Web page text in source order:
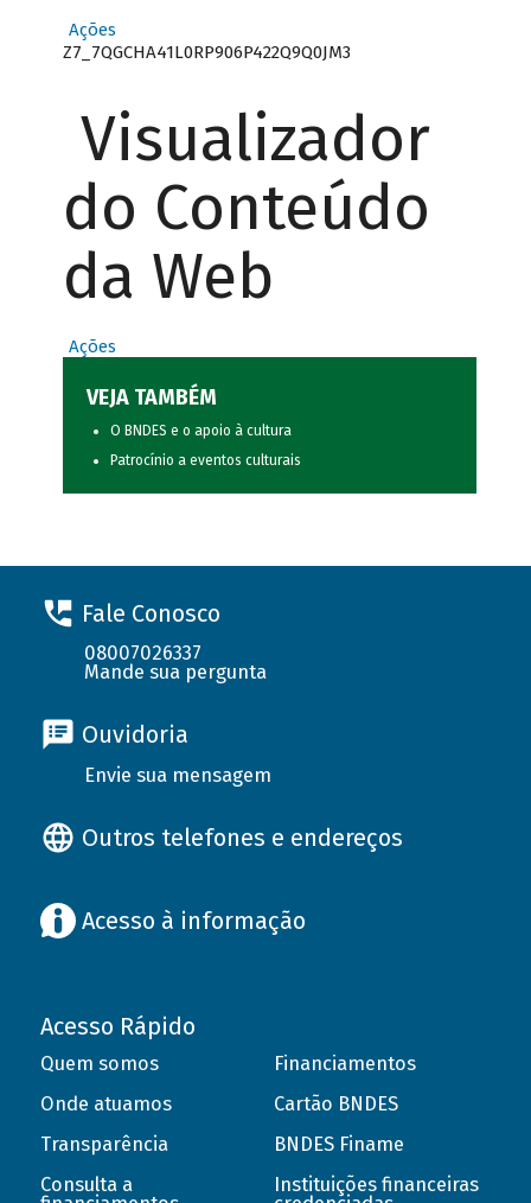
Ações
Z7_7QGCHA41L0RP906P422Q9Q0JM3
Visualizador
do Conteúdo
da Web
Ações
VEJA TAMBÉM
O BNDES e o apoio à cultura
Patrocínio a eventos culturais
Fale Conosco
08007026337
Mande sua pergunta
Ouvidoria
Envie sua mensagem
Outros telefones e endereços
Acesso à informação
Acesso Rápido
Quem somos
Onde atuamos
Transparência
Consulta a
Financiamentos
Cartão BNDES
BNDES Finame
Instituições financeiras